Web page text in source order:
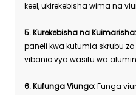
keel, ukirekebisha wima na
5. Kurekebisha na Kuimarisha:
paneli kwa kutumia skrubu
vibanio vya wasifu wa
6. Kufunga Viungo:Funga